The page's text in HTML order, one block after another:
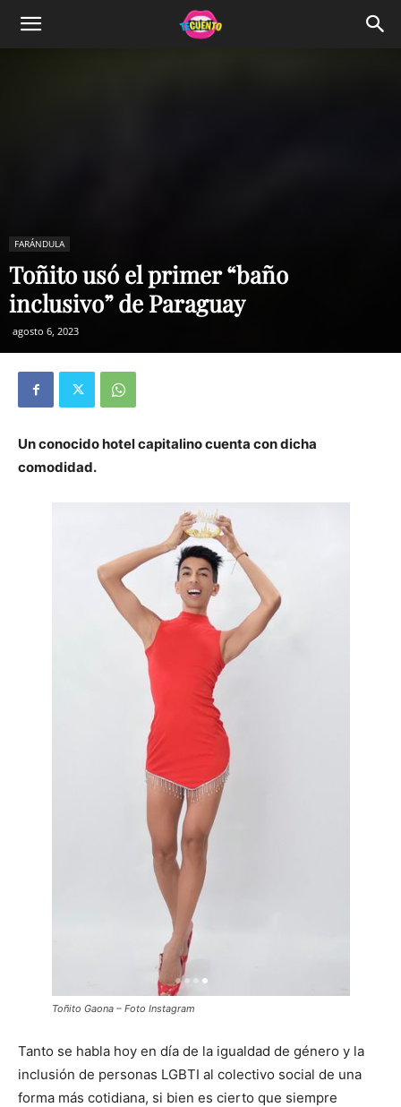
FARÁNDULA
Toñito usó el primer “baño
inclusivo” de Paraguay
agosto 6, 2023
Un conocido hotel capitalino cuenta con dicha
comodidad.
Toñito Gaona – Foto Instagram
Tanto se habla hoy en día de la igualdad de género y la
inclusión de personas LGBTI al colectivo social de una
forma más cotidiana, si bien es cierto que siempre